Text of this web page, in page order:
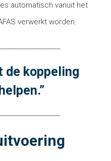
automatisch vanuit het
verwerkt worden.
de koppeling
”